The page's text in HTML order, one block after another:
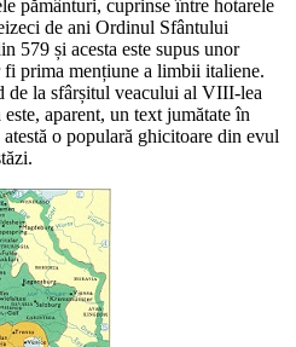
pământuri, cuprinse între hotarele
de ani Ordinul Sfântului
579 și acesta este supus unor
fi prima mențiune a limbii italiene.
de la sfârșitul veacului al VIII-lea
aparent, un text jumătate în
o populară ghicitoare din evul